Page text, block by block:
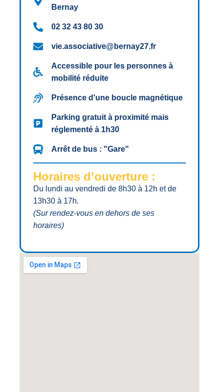
Bernay
02 32 43 80 30
vie.associative@bernay27.fr
Accessible pour les personnes à
mobilité réduite
Présence d'une boucle magnétique
Parking gratuit à proximité mais
réglementé à 1h30
Arrêt de bus : "Gare"
Horaires d’ouverture :
Du lundi au vendredi de 8h30 à 12h et de
13h30 à 17h.
(Sur rendez-vous en dehors de ses
horaires)